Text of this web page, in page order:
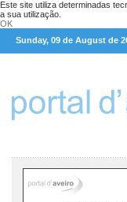
Este site utiliza determinadas
a sua utilização.
OK
Sunday, 09 de August de